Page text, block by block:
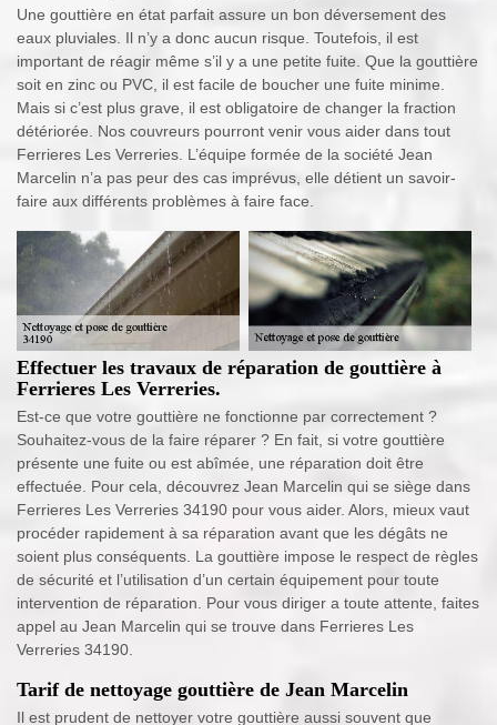
Une gouttière en état parfait assure un bon déversement des
eaux pluviales. Il n’y a donc aucun risque. Toutefois, il est
important de réagir même s’il y a une petite fuite. Que la gouttière
soit en zinc ou PVC, il est facile de boucher une fuite minime.
Mais si c’est plus grave, il est obligatoire de changer la fraction
détériorée. Nos couvreurs pourront venir vous aider dans tout
Ferrieres Les Verreries. L’équipe formée de la société Jean
Marcelin n’a pas peur des cas imprévus, elle détient un savoir-
faire aux différents problèmes à faire face.
Effectuer les travaux de réparation de gouttière à
Ferrieres Les Verreries.
Est-ce que votre gouttière ne fonctionne par correctement ?
Souhaitez-vous de la faire réparer ? En fait, si votre gouttière
présente une fuite ou est abîmée, une réparation doit être
effectuée. Pour cela, découvrez Jean Marcelin qui se siège dans
Ferrieres Les Verreries 34190 pour vous aider. Alors, mieux vaut
procéder rapidement à sa réparation avant que les dégâts ne
soient plus conséquents. La gouttière impose le respect de règles
de sécurité et l’utilisation d’un certain équipement pour toute
intervention de réparation. Pour vous diriger a toute attente, faites
appel au Jean Marcelin qui se trouve dans Ferrieres Les
Verreries 34190.
Tarif de nettoyage gouttière de Jean Marcelin
Il est prudent de nettoyer votre gouttière aussi souvent que